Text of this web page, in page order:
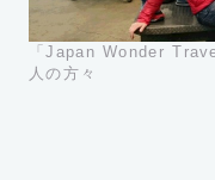
「Japan Wonder
人の方々